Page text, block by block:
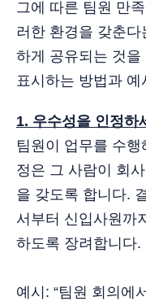
그에 따른 팀원 만
러한 환경을 갖춘
하게 공유되는 것
표시하는 방법과
1. 우수성을 인정하
팀원이 업무를 수
정은 그 사람이 회
을 갖도록 합니다.
서부터 신입사원까
하도록 장려합니다.
예시: “팀원 회의에